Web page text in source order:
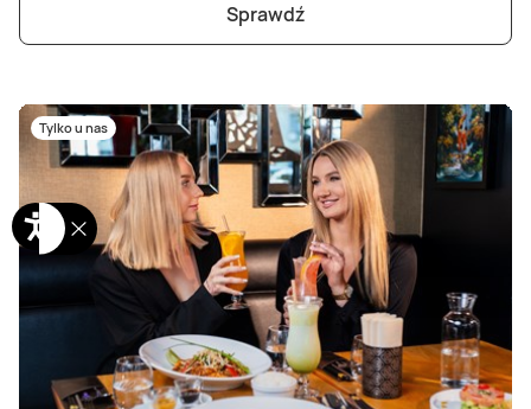
Sprawdź
Tylko u nas